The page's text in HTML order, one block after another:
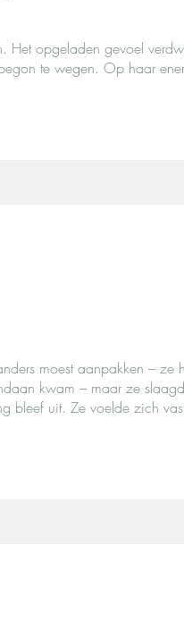
Het opgeladen gevoel
te wegen. Op haar
moest aanpakken – ze
kwam – maar ze
bleef uit. Ze voelde zich